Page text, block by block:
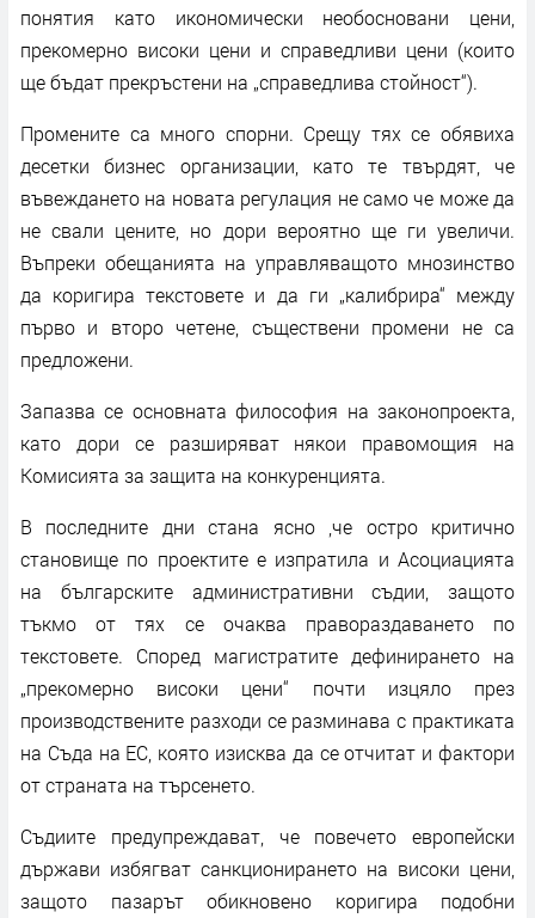
понятия като икономически необосновани цени,
прекомерно високи цени и справедливи цени (които
ще бъдат прекръстени на „справедлива стойност“).
Промените са много спорни. Срещу тях се обявиха
десетки бизнес организации, като те твърдят, че
въвеждането на новата регулация не само че може да
не свали цените, но дори вероятно ще ги увеличи.
Въпреки обещанията на управляващото мнозинство
да коригира текстовете и да ги „калибрира“ между
първо и второ четене, съществени промени не са
предложени.
Запазва се основната философия на законопроекта,
като дори се разширяват някои правомощия на
Комисията за защита на конкуренцията.
В последните дни стана ясно ,че остро критично
становище по проектите е изпратила и Асоциацията
на българските административни съдии, защото
тъкмо от тях се очаква правораздаването по
текстовете. Според магистратите дефинирането на
„прекомерно високи цени“ почти изцяло през
производствените разходи се разминава с практиката
на Съда на ЕС, която изисква да се отчитат и фактори
от страната на търсенето.
Съдиите предупреждават, че повечето европейски
държави избягват санкционирането на високи цени,
защото пазарът обикновено коригира подобни